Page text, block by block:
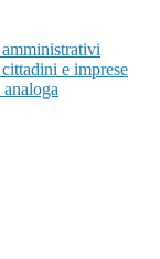
e imprese